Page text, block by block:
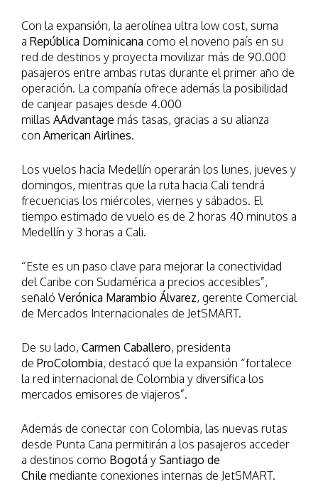
Con la expansión, la aerolínea ultra low cost, suma
a República Dominicana como el noveno país en su
red de destinos y proyecta movilizar más de 90.000
pasajeros entre ambas rutas durante el primer año de
operación. La compañía ofrece además la posibilidad
de canjear pasajes desde 4.000
millas AAdvantage más tasas, gracias a su alianza
con American Airlines.
Los vuelos hacia Medellín operarán los lunes, jueves y
domingos, mientras que la ruta hacia Cali tendrá
frecuencias los miércoles, viernes y sábados. El
tiempo estimado de vuelo es de 2 horas 40 minutos a
Medellín y 3 horas a Cali.
“Este es un paso clave para mejorar la conectividad
del Caribe con Sudamérica a precios accesibles”,
señaló Verónica Marambio Álvarez, gerente Comercial
de Mercados Internacionales de JetSMART.
De su lado, Carmen Caballero, presidenta
de ProColombia, destacó que la expansión “fortalece
la red internacional de Colombia y diversifica los
mercados emisores de viajeros”.
Además de conectar con Colombia, las nuevas rutas
desde Punta Cana permitirán a los pasajeros acceder
a destinos como Bogotá y Santiago de
Chile mediante conexiones internas de JetSMART.